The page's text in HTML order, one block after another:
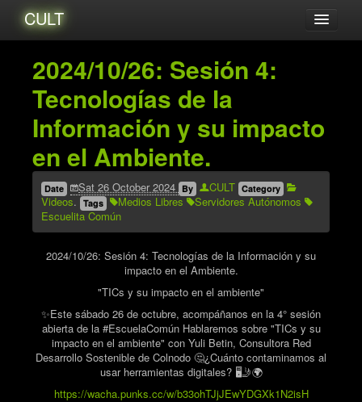
CULT
Amigxs
Audio
Blog
Catalogo
Eventos
Tutoriales
Videos
Zines
2024/10/26: Sesión 4:
Tecnologías de la
Información y su impacto
en el Ambiente.
Date Sat 26 October 2024 By CULT Category
Videos. Tags Medios Libres
Servidores Autónomos
Escuelita Común
2024/10/26: Sesión 4: Tecnologías de la Información y su
impacto en el Ambiente.
"TICs y su impacto en el ambiente"
✨Este sábado 26 de octubre, acompáñanos en la 4° sesión
abierta de la #EscuelaComún Hablaremos sobre "TICs y su
impacto en el ambiente" con Yuli Betin, Consultora Red
Desarrollo Sostenible de Colnodo 🤔¿Cuánto contaminamos al
usar herramientas digitales? 🖥️🤳🌍
https://wacha.punks.cc/w/b33ohTJjJEwYDGXk1N2isH